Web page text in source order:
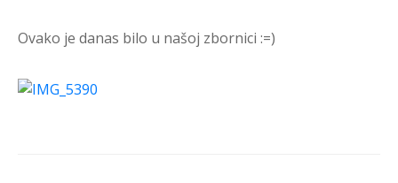
Ovako je danas bilo u našoj zbornici :=)